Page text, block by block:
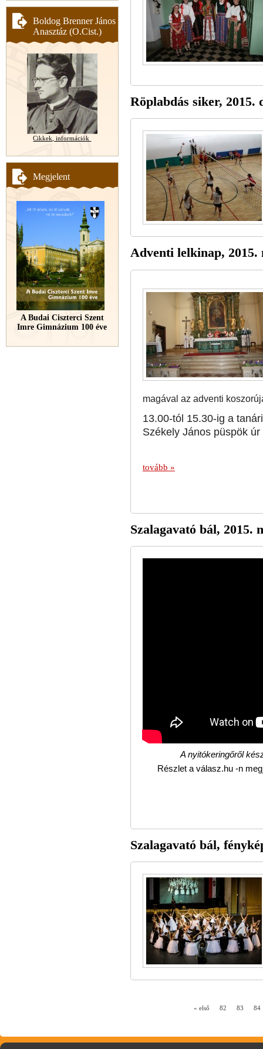
Boldog Brenner János
Anasztáz (O.Cist.)
Cikkek, információk
Megjelent
A Budai Ciszterci Szent
Imre Gimnázium 100 éve
Röplabdás siker, 2015.
Adventi lelkinap, 2015.
magával az adventi
13.00-tól 15.30-ig a
Székely János püspök úr
tovább »
Szalagavató bál, 2015.
A nyitókeringőről
Részlet a válasz.hu -n
Szalagavató bál,
« első 82 83 84